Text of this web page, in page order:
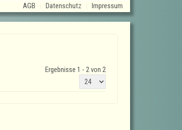
AGB Datenschutz Impressum
Ergebnisse 1 - 2 von 2